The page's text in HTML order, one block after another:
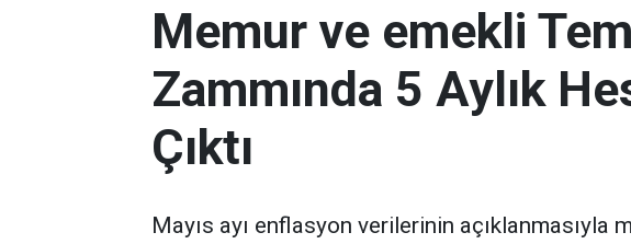
Memur ve emekli
Zammında 5 Aylık
Çıktı
Mayıs ayı enflasyon verilerinin açıklanmasıyla